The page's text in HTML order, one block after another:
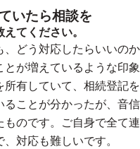
いたら相談を
てください。
、どう対応したらいいのか
が増えているような印象
有していて、相続登記を
ることが分かったが、音信
のです。ご自身で全て連
対応も難しいです。